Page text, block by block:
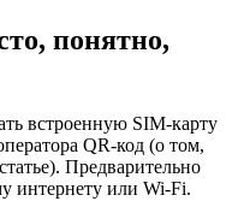
понятно,
встроенную SIM-карту
QR-код (о том,
Предварительно
интернету или Wi-Fi.